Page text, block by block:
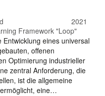
2021
Framework "Loop"
eines universal
offenen
Optimierung industrieller
zentral Anforderung, die
ist die allgemeine
eine…